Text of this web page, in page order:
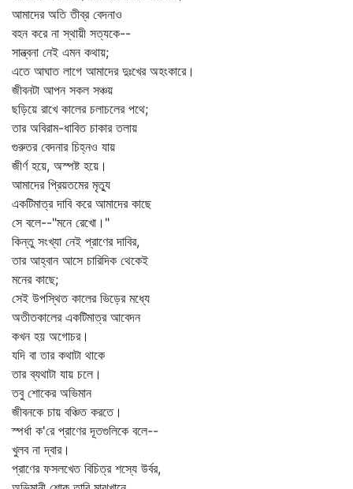
আমাদের অতি তীব্র বেদনাও
বহন করে না স্থায়ী সত্যকে--
সান্ত্বনা নেই এমন কথায়;
এতে আঘাত লাগে আমাদের দুঃখের অহংকারে।
জীবনটা আপন সকল সঞ্চয়
ছড়িয়ে রাখে কালের চলাচলের পথে;
তার অবিরাম-ধাবিত চাকার তলায়
গুরুতর বেদনার চিহ্নও যায়
জীর্ণ হয়ে, অস্পষ্ট হয়ে।
আমাদের প্রিয়তমের মৃত্যু
একটিমাত্র দাবি করে আমাদের কাছে
সে বলে--"মনে রেখো।"
কিন্তু সংখ্যা নেই প্রাণের দাবির,
তার আহ্বান আসে চারিদিক থেকেই
মনের কাছে;
সেই উপস্থিত কালের ভিড়ের মধ্যে
অতীতকালের একটিমাত্র আবেদন
কখন হয় অগোচর।
যদি বা তার কথাটা থাকে
তার ব্যথাটা যায় চলে।
তবু শোকের অভিমান
জীবনকে চায় বঞ্চিত করতে।
স্পর্ধা ক'রে প্রাণের দূতগুলিকে বলে--
খুলব না দ্বার।
প্রাণের ফসলখেত বিচিত্র শস্যে উর্বর,